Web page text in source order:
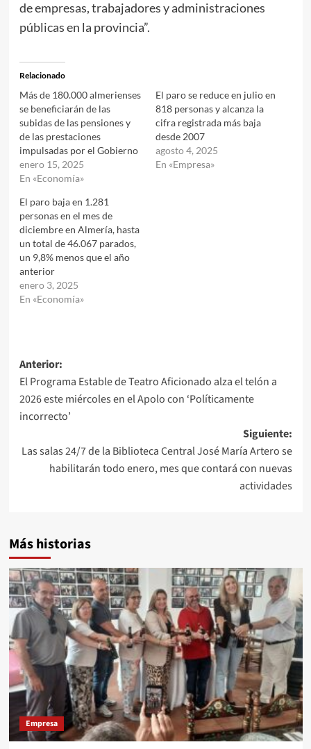
de empresas, trabajadores y administraciones
públicas en la provincia”.
Relacionado
Más de 180.000 almerienses
se beneficiarán de las
subidas de las pensiones y
de las prestaciones
impulsadas por el Gobierno
enero 15, 2025
En «Economía»
El paro se reduce en julio en
818 personas y alcanza la
cifra registrada más baja
desde 2007
agosto 4, 2025
En «Empresa»
El paro baja en 1.281
personas en el mes de
diciembre en Almería, hasta
un total de 46.067 parados,
un 9,8% menos que el año
anterior
enero 3, 2025
En «Economía»
Navegación
de
entradas
Anterior:
El Programa Estable de Teatro Aficionado alza el telón a
2026 este miércoles en el Apolo con ‘Políticamente
incorrecto’
Siguiente:
Las salas 24/7 de la Biblioteca Central José María Artero se
habilitarán todo enero, mes que contará con nuevas
actividades
Más historias
Empresa